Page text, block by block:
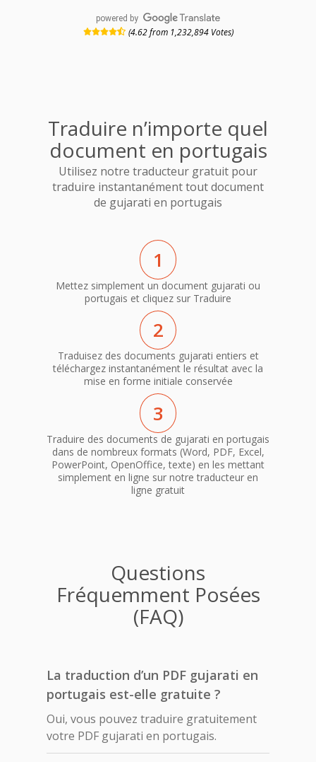
powered by
(4.62 from 1,232,894 Votes)
Traduire n’importe quel
document en portugais
Utilisez notre traducteur gratuit pour
traduire instantanément tout document
de gujarati en portugais
1
Mettez simplement un document gujarati ou
portugais et cliquez sur Traduire
2
Traduisez des documents gujarati entiers et
téléchargez instantanément le résultat avec la
mise en forme initiale conservée
3
Traduire des documents de gujarati en portugais
dans de nombreux formats (Word, PDF, Excel,
PowerPoint, OpenOffice, texte) en les mettant
simplement en ligne sur notre traducteur en
ligne gratuit
Questions
Fréquemment Posées
(FAQ)
La traduction d’un PDF gujarati en
portugais est-elle gratuite ?
Oui, vous pouvez traduire gratuitement
votre PDF gujarati en portugais.